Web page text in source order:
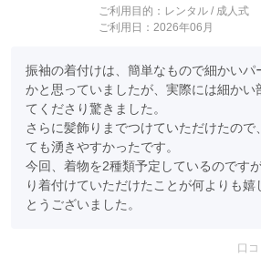
ご利用目的： レンタル / 成人式
ご利用日：2026年06月
振袖の着付けは、簡単なもので細かいパ
かと思っていましたが、実際には細かい
てくださり驚きました。
さらに髪飾りまでつけていただけたので
ても湧きやすかったです。
今回、着物を2種類予定しているのです
り着付けていただけたことが何よりも
とうございました。
口